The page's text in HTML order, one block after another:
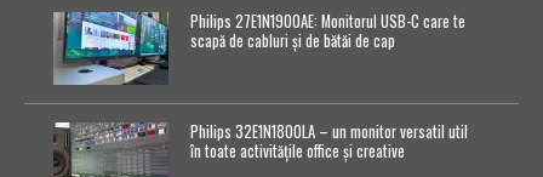
Philips 27E1N1900AE: Monitorul USB-C care te
scapă de cabluri și de bătăi de cap
Philips 32E1N1800LA – un monitor versatil util
în toate activitățile office și creative